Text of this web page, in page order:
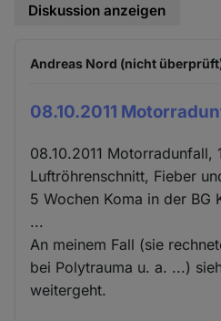
Diskussion anzeigen
Andreas Nord (nicht
08.10.2011
08.10.2011 Motorradunfall,
Luftröhrenschnitt, Fieber
5 Wochen Koma in der BG
...
An meinem Fall (sie
bei Polytrauma u. a. ...)
weitergeht.